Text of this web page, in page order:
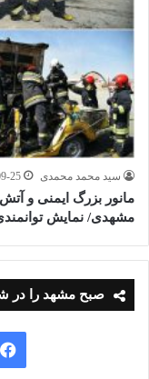
سید محمد محمدی 25
مانور بزرگ ایمنی و
مشهدی/ نمایش
صبح مشهد را در